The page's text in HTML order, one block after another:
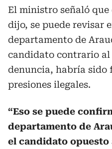
El ministro señaló que
dijo, se puede revisar
departamento de
candidato contrario al
denuncia, habría sido
presiones ilegales.
“Eso se puede
departamento de
el candidato opuesto